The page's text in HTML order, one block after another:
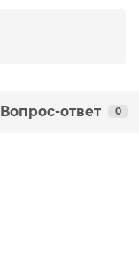
Вопрос-ответ 0